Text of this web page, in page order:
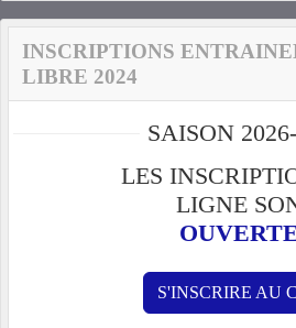
INSCRIPTIONS
LIBRE 2024
SAISON
LES
LIGNE
S'INSCRIRE AU